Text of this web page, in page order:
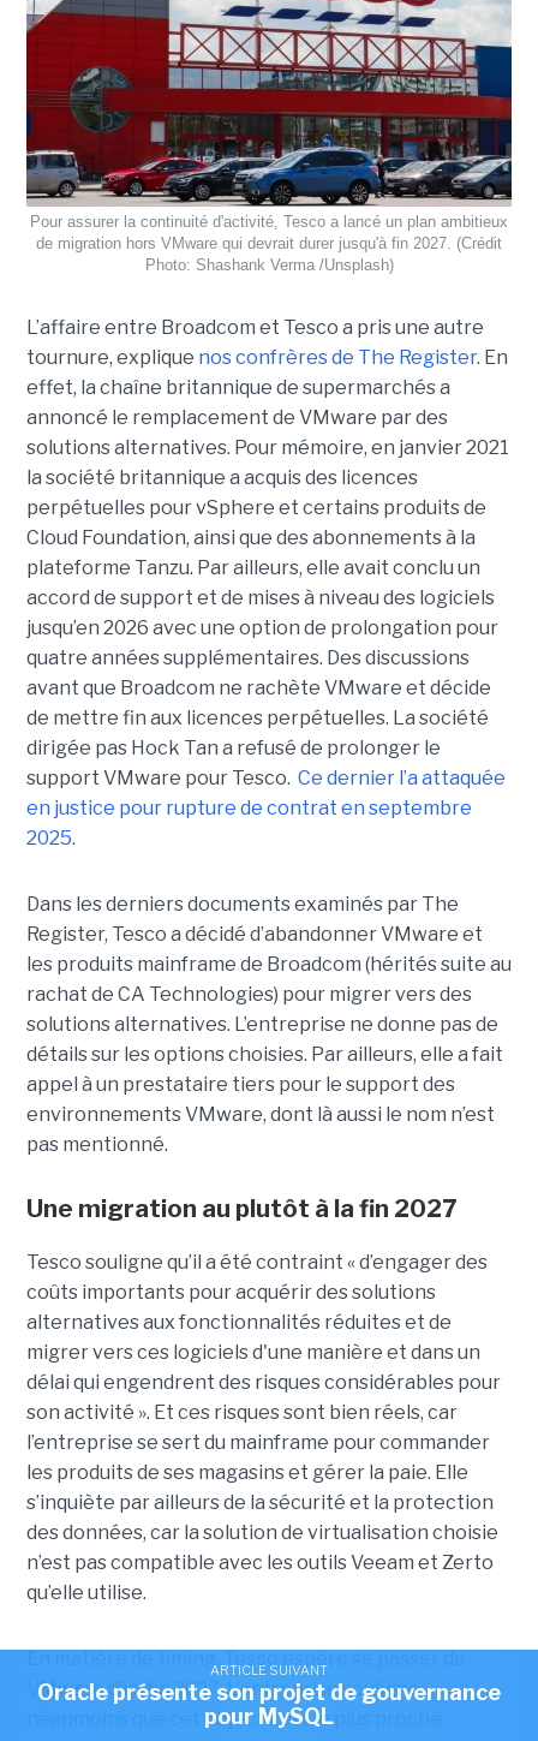
Pour assurer la continuité d'activité, Tesco a lancé un plan ambitieux
de migration hors VMware qui devrait durer jusqu'à fin 2027. (Crédit
Photo: Shashank Verma /Unsplash)
L’affaire entre Broadcom et Tesco a pris une autre
tournure, explique nos confrères de The Register. En
effet, la chaîne britannique de supermarchés a
annoncé le remplacement de VMware par des
solutions alternatives. Pour mémoire, en janvier 2021
la société britannique a acquis des licences
perpétuelles pour vSphere et certains produits de
Cloud Foundation, ainsi que des abonnements à la
plateforme Tanzu. Par ailleurs, elle avait conclu un
accord de support et de mises à niveau des logiciels
jusqu’en 2026 avec une option de prolongation pour
quatre années supplémentaires. Des discussions
avant que Broadcom ne rachète VMware et décide
de mettre fin aux licences perpétuelles. La société
dirigée pas Hock Tan a refusé de prolonger le
support VMware pour Tesco. Ce dernier l’a attaquée
en justice pour rupture de contrat en septembre
2025.
Dans les derniers documents examinés par The
Register, Tesco a décidé d’abandonner VMware et
les produits mainframe de Broadcom (hérités suite au
rachat de CA Technologies) pour migrer vers des
solutions alternatives. L’entreprise ne donne pas de
détails sur les options choisies. Par ailleurs, elle a fait
appel à un prestataire tiers pour le support des
environnements VMware, dont là aussi le nom n’est
pas mentionné.
Une migration au plutôt à la fin 2027
Tesco souligne qu’il a été contraint « d’engager des
coûts importants pour acquérir des solutions
alternatives aux fonctionnalités réduites et de
migrer vers ces logiciels d'une manière et dans un
délai qui engendrent des risques considérables pour
son activité ». Et ces risques sont bien réels, car
l’entreprise se sert du mainframe pour commander
les produits de ses magasins et gérer la paie. Elle
s’inquiète par ailleurs de la sécurité et la protection
des données, car la solution de virtualisation choisie
n’est pas compatible avec les outils Veeam et Zerto
qu’elle utilise.
VMware d’ici fin 2027. L’entreprise souligne
néanmoins que cet objectif est le plus proche
ARTICLE SUIVANT
Oracle présente son projet de gouvernance
pour MySQL